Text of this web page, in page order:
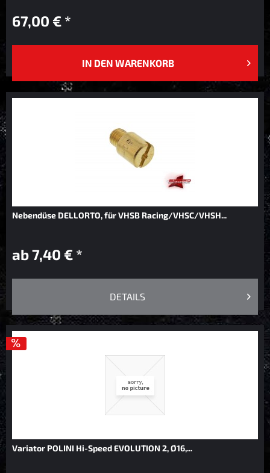
67,00 € *
IN DEN WARENKORB
Nebendüse DELLORTO, für VHSB Racing/VHSC/VHSH...
ab 7,40 € *
DETAILS
Variator POLINI Hi-Speed EVOLUTION 2, Ø16,...